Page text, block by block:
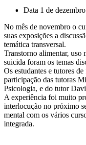
Data 1 de
No mês de novembro o
suas exposições a
temática transversal.
Transtorno alimentar, uso
suicida foram os temas
Os estudantes e tutores
participação das tutoras
Psicologia, e do tutor
A experiência foi muito
interlocução no próximo
mental com os vários
integrada.